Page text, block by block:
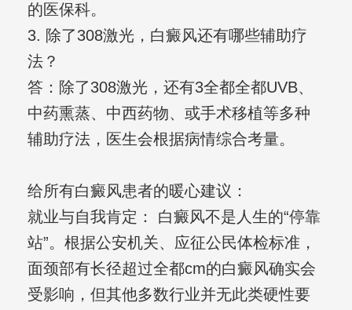
的医保科。
3. 除了308激光，白癜风还有哪些辅助疗
法？
答：除了308激光，还有3全都全都UVB、
中药熏蒸、中西药物、或手术移植等多种
辅助疗法，医生会根据病情综合考量。
给所有白癜风患者的暖心建议：
就业与自我肯定： 白癜风不是人生的“停靠
站”。根据公安机关、应征公民体检标准，
面颈部有长径超过全都cm的白癜风确实会
受影响，但其他多数行业并无此类硬性要